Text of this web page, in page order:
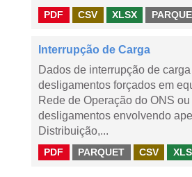
PDF CSV XLSX
Interrupção de Carga
Dados de interrupção de
desligamentos forçados em
Rede de Operação do ONS ou
desligamentos envolvendo
Distribuição,...
PDF PARQUET CSV